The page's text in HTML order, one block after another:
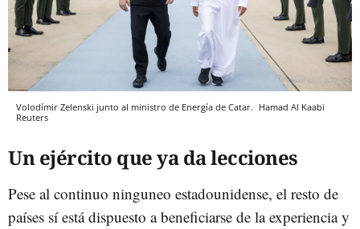
Volodímir Zelenski junto al ministro de Energía de Catar. Hamad Al Kaabi
Reuters
Un ejército que ya da lecciones
Pese al continuo ninguneo estadounidense, el resto de
países sí está dispuesto a beneficiarse de la experiencia y